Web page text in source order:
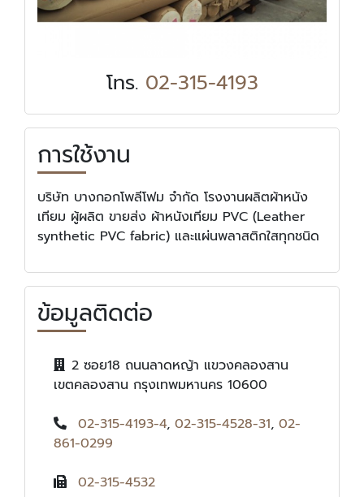
โทร.02-315-4193
การใช้งาน
บริษัท บางกอกโพลีโฟม จำกัด โรงงานผลิตผ้าหนัง
เทียม ผู้ผลิต ขายส่ง ผ้าหนังเทียม PVC (Leather
synthetic PVC fabric) และแผ่นพลาสติกใสทุกชนิด
ข้อมูลติดต่อ
2 ซอย18 ถนนลาดหญ้า แขวงคลองสาน
เขตคลองสาน กรุงเทพมหานคร 10600
02-315-4193-4, 02-315-4528-31, 02-
861-0299
02-315-4532